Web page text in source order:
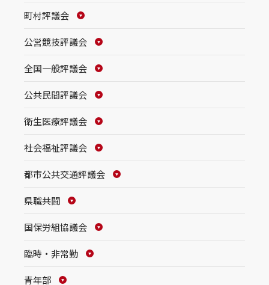
町村評議会
公営競技評議会
全国一般評議会
公共民間評議会
衛生医療評議会
社会福祉評議会
都市公共交通評議会
県職共闘
国保労組協議会
臨時・非常勤
青年部